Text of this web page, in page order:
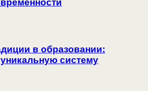
в образовании:
систему